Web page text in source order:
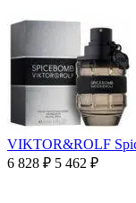
VIKTOR&ROLF
6 828 ₽ 5 462 ₽